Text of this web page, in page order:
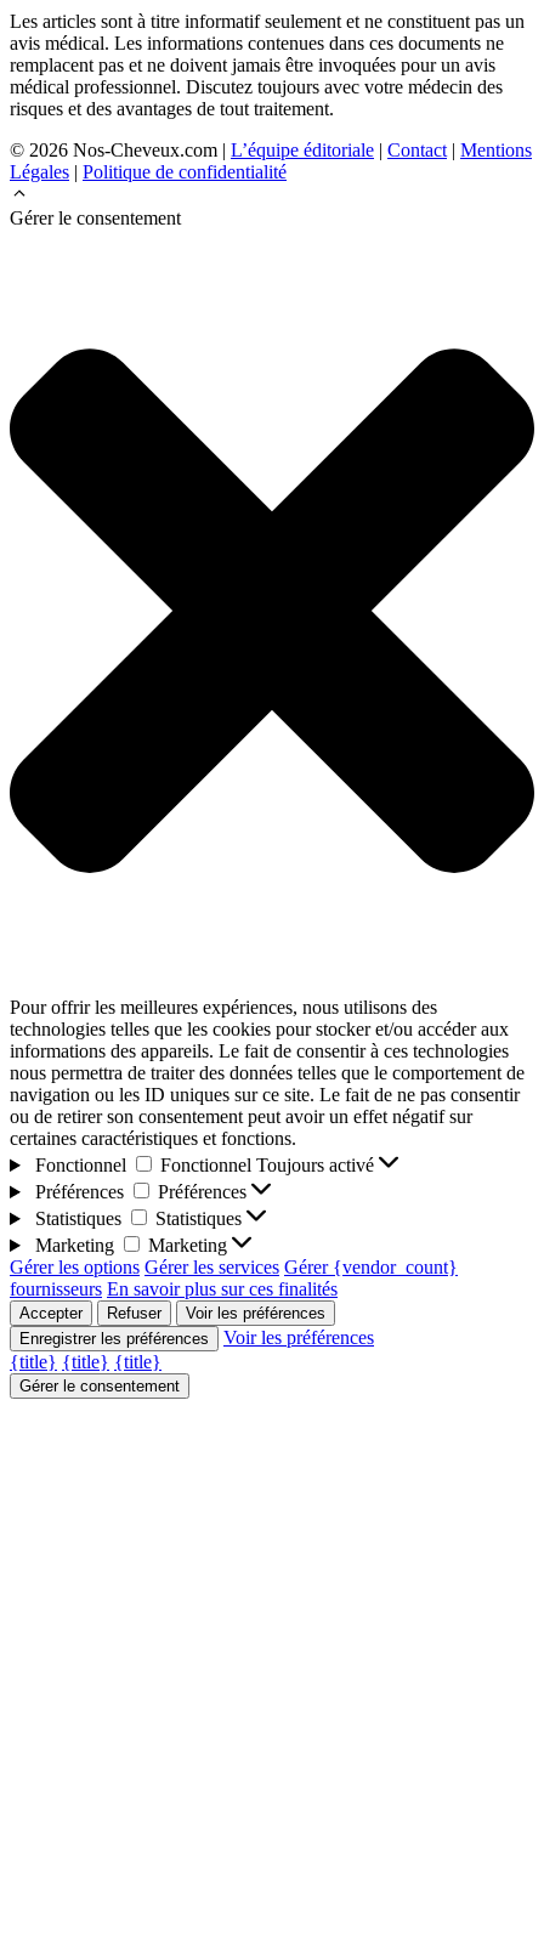
Les articles sont à titre informatif seulement et ne constituent pas un
avis médical. Les informations contenues dans ces documents ne
remplacent pas et ne doivent jamais être invoquées pour un avis
médical professionnel. Discutez toujours avec votre médecin des
risques et des avantages de tout traitement.
© 2026 Nos-Cheveux.com | L’équipe éditoriale | Contact | Mentions
Légales | Politique de confidentialité
Gérer le consentement
Pour offrir les meilleures expériences, nous utilisons des
technologies telles que les cookies pour stocker et/ou accéder aux
informations des appareils. Le fait de consentir à ces technologies
nous permettra de traiter des données telles que le comportement de
navigation ou les ID uniques sur ce site. Le fait de ne pas consentir
ou de retirer son consentement peut avoir un effet négatif sur
certaines caractéristiques et fonctions.
Fonctionnel
Fonctionnel Toujours activé
Préférences
Préférences
Statistiques
Statistiques
Marketing
Marketing
Gérer les options Gérer les services Gérer {vendor_count}
fournisseurs En savoir plus sur ces finalités
Accepter Refuser
Voir les préférences
Enregistrer les préférences
Voir les préférences
{title} {title} {title}
Gérer le consentement